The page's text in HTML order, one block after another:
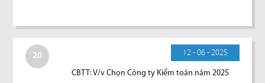
20 12 - 06 - 2025
CBTT: V/v Chọn Công ty Kiểm toán năm 2025